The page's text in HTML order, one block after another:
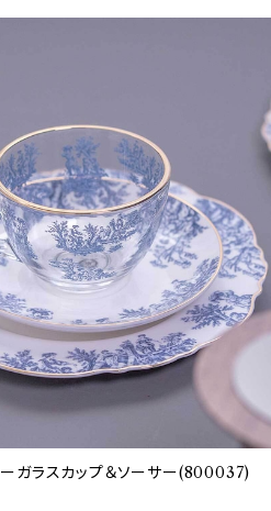
ーガラスカップ＆ソーサー(800037)